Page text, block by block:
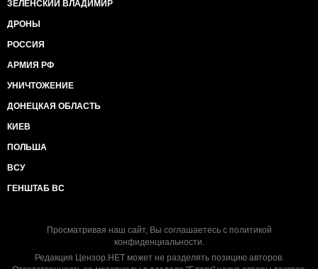
ЗЕЛЕНСКИЙ ВЛАДИМИР
ДРОНЫ
РОССИЯ
АРМИЯ РФ
УНИЧТОЖЕНИЕ
ДОНЕЦКАЯ ОБЛАСТЬ
КИЕВ
ПОЛЬША
ВСУ
ГЕНШТАБ ВС
Просматривая наш сайт, Вы соглашаетесь с политикой
конфиденциальности.
Редакция Цензор.НЕТ может не разделять позицию авторов.